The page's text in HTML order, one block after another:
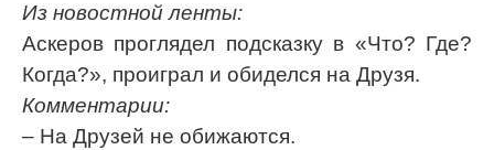
Из новостной ленты:
Аскеров проглядел подсказку в «Что? Где?
Когда?», проиграл и обиделся на Друзя.
Комментарии:
– На Друзей не обижаются.